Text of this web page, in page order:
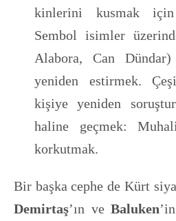
kinlerini kusmak için
Sembol isimler
Alabora, Can Dündar)
yeniden estirmek.
kişiye yeniden
haline geçmek:
korkutmak.
Bir başka cephe de Kürt
Demirtaş’ın ve Baluken